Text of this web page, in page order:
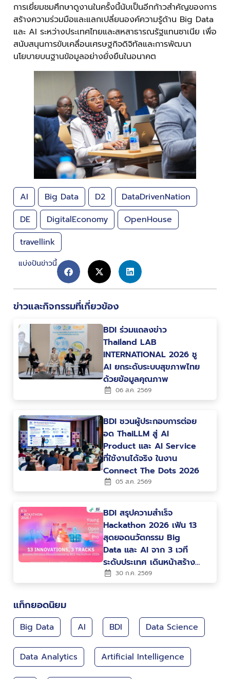
การเยี่ยมชมศึกษาดูงานในครั้งนี้นับเป็นอีกก้าวสำคัญของการ
สร้างความร่วมมือและแลกเปลี่ยนองค์ความรู้ด้าน Big Data
และ AI ระหว่างประเทศไทยและสหสาธารณรัฐแทนซาเนีย เพื่อ
สนับสนุนการขับเคลื่อนเศรษฐกิจดิจิทัลและการพัฒนา
นโยบายบนฐานข้อมูลอย่างยั่งยืนในอนาคต
AI Big Data D2
DataDrivenNation
DE
DigitalEconomy
OpenHouse
travellink
แบ่งปันข่าวนี้
ข่าวและกิจกรรมที่เกี่ยวข้อง
BDI ร่วมแถลงข่าว
Thailand LAB
INTERNATIONAL 2026 ชู
AI ยกระดับระบบสุขภาพไทย
ด้วยข้อมูลคุณภาพ
06 ส.ค. 2569
BDI ชวนผู้ประกอบการต่อย
อด ThaiLLM สู่ AI
Product และ AI Service
ที่ใช้งานได้จริง ในงาน
Connect The Dots 2026
05 ส.ค. 2569
BDI สรุปความสำเร็จ
Hackathon 2026 เฟ้น 13
สุดยอดนวัตกรรม Big
Data และ AI จาก 3 เวที
ระดับประเทศ เดินหน้าสร้าง
คน สร้างนวัตกรรม ขับ
เคลื่อนประเทศไทยสู่ Data-
30 ก.ค. 2569
แท็กยอดนิยม
Big Data AI BDI Data Science
Data Analytics Artificial Intelligence